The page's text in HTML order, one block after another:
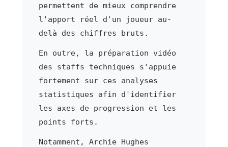
permettent de mieux comprendre
l'apport réel d'un joueur au-
delà des chiffres bruts.
En outre, la préparation vidéo
des staffs techniques s'appuie
fortement sur ces analyses
statistiques afin d'identifier
les axes de progression et les
points forts.
Notamment, Archie Hughes